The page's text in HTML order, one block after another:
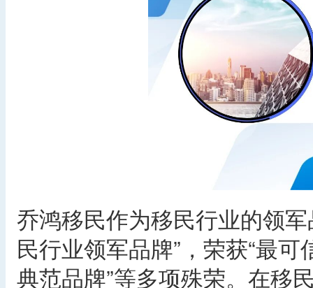
乔鸿移民作为移民行业的领
民行业领军品牌”，荣获“最
典范品牌”等多项殊荣。在移